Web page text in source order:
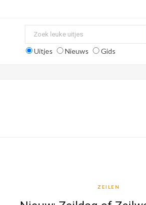
Uitjes Nieuws Gids
ZEILEN